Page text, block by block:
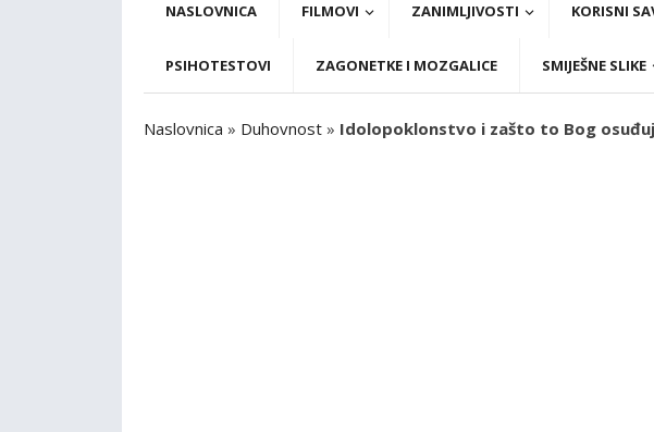
NASLOVNICA FILMOVI ZANIMLJIVOSTI KORISNI
PSIHOTESTOVI ZAGONETKE I MOZGALICE SMIJEŠNE SLIKE
Naslovnica » Duhovnost » Idolopoklonstvo i zašto to Bog